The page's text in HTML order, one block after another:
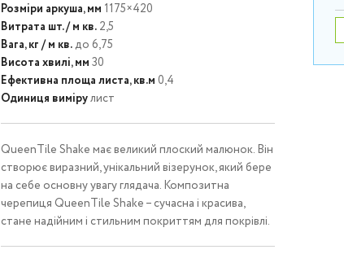
Розміри аркуша, мм 1175×420
Витрата шт. / м кв.2,5
Вага, кг / м кв.до 6,75
Висота хвилі, мм 30
Ефективна площа листа, кв.м 0,4
Одиниця вимірулист
QueenTile Shake має великий плоский малюнок. Він
створює виразний, унікальний візерунок, який бере
на себе основну увагу глядача. Композитна
черепиця QueenTile Shake – сучасна і красива,
стане надійним і стильним покриттям для покрівлі.